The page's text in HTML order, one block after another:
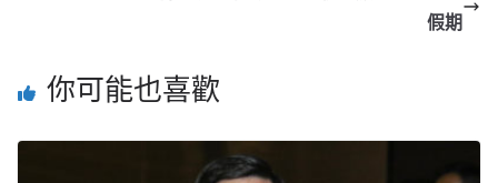
假期
你可能也喜歡